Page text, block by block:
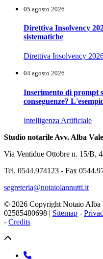
05 agosto 2026
Direttiva Insolvency
sistematiche
Direttiva Insolvency
04 agosto 2026
Inserimento di prompt
conseguenze?
Intelligenza Artificiale
Studio notarile Avv. Alba
Via Ventidue Ottobre n. 15/B,
Tel. 0544.974123 - Fax
segreteria@notaiolannutti.it
© 2026 Copyright Notaio Alba
02585480698 | Sitemap -
- Credits